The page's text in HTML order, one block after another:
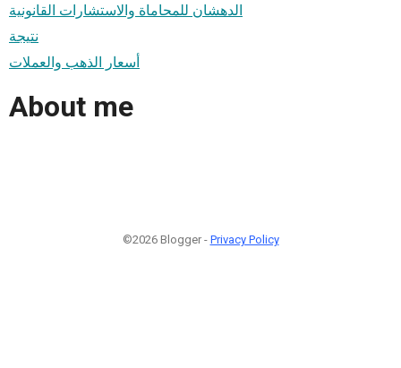
الدهشان للمحاماة والاستشارات القانونية
نتيجة
أسعار الذهب والعملات
About me
©2026 Blogger - Privacy Policy